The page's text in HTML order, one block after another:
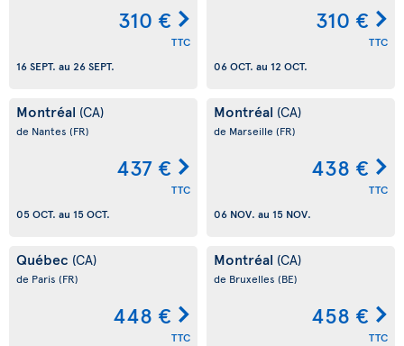
310 €
TTC
16 SEPT. au 26 SEPT.
310 €
TTC
06 OCT. au 12 OCT.
Montréal (CA)
de Nantes (FR)
437 €
TTC
05 OCT. au 15 OCT.
Montréal (CA)
de Marseille (FR)
438 €
TTC
06 NOV. au 15 NOV.
Québec (CA)
de Paris (FR)
448 €
TTC
Montréal (CA)
de Bruxelles (BE)
458 €
TTC